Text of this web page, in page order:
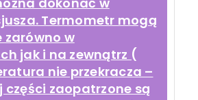
Termometr mogą
zarówno w
jak i na zewnątrz (
nie przekracza –
części zaopatrzone są